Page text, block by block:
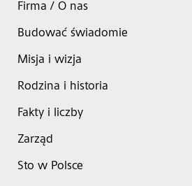
Firma / O nas
Budować świadomie
Misja i wizja
Rodzina i historia
Fakty i liczby
Zarząd
Sto w Polsce